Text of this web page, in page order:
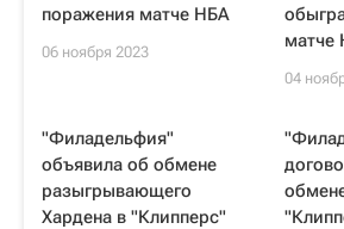
поражения матче НБА
06 ноября 2023
матче
04
"Филадельфия"
объявила об обмене
разыгрывающего
Хардена в "Клипперс"